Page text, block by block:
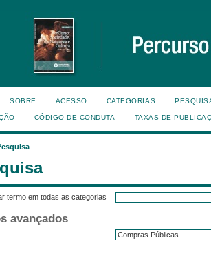
SOBRE ACESSO CATEGORIAS
CÓDIGO DE CONDUTA TAXAS DE
termo em todas as categorias
avançados